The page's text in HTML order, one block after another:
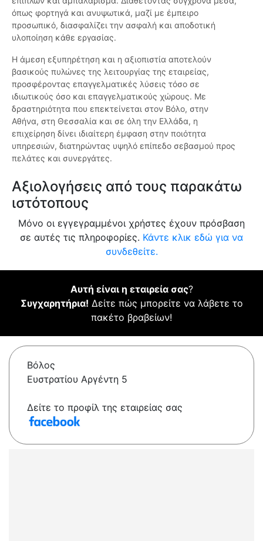
όπως φορτηγά και ανυψωτικά, μαζί με έμπειρο
προσωπικό, διασφαλίζει την ασφαλή και αποδοτική
υλοποίηση κάθε εργασίας.
Η άμεση εξυπηρέτηση και η αξιοπιστία αποτελούν
βασικούς πυλώνες της λειτουργίας της εταιρείας,
προσφέροντας επαγγελματικές λύσεις τόσο σε
ιδιωτικούς όσο και επαγγελματικούς χώρους. Με
δραστηριότητα που επεκτείνεται στον Βόλο, στην
Αθήνα, στη Θεσσαλία και σε όλη την Ελλάδα, η
επιχείρηση δίνει ιδιαίτερη έμφαση στην ποιότητα
υπηρεσιών, διατηρώντας υψηλό επίπεδο σεβασμού προς
πελάτες και συνεργάτες.
Αξιολογήσεις από τους παρακάτω
ιστότοπους
Μόνο οι εγγεγραμμένοι χρήστες έχουν πρόσβαση
σε αυτές τις πληροφορίες. Κάντε κλικ εδώ για να
συνδεθείτε.
Αυτή είναι η εταιρεία σας?
Συγχαρητήρια! Δείτε πώς μπορείτε να λάβετε το
πακέτο βραβείων!
Βόλος
Ευστρατίου Αργέντη 5
Δείτε το προφίλ της εταιρείας σας